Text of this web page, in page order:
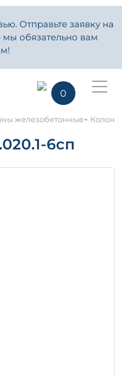
Отправьте заявку на
обязательно вам
0
железобетонные-
6сп